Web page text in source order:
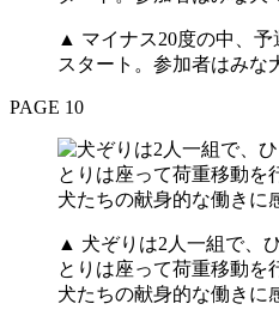
▲ マイナス20度の中、
スタート。参加者はみな
PAGE 10
▲ 犬ぞりは2人一組で、
とりは座って荷重移動を
犬たちの献身的な働きに